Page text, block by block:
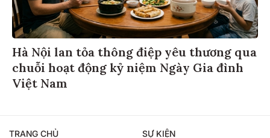
Hà Nội lan tỏa thông điệp yêu thương qua
chuỗi hoạt động kỷ niệm Ngày Gia đình
Việt Nam
TRANG CHỦ SỰ KIỆN